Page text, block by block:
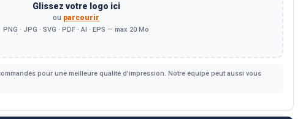
Glissez votre logo ici
ou parcourir
PNG · JPG · SVG · PDF · AI · EPS — max 20 Mo
pour une meilleure qualité d'impression. Notre équipe peut aussi vous